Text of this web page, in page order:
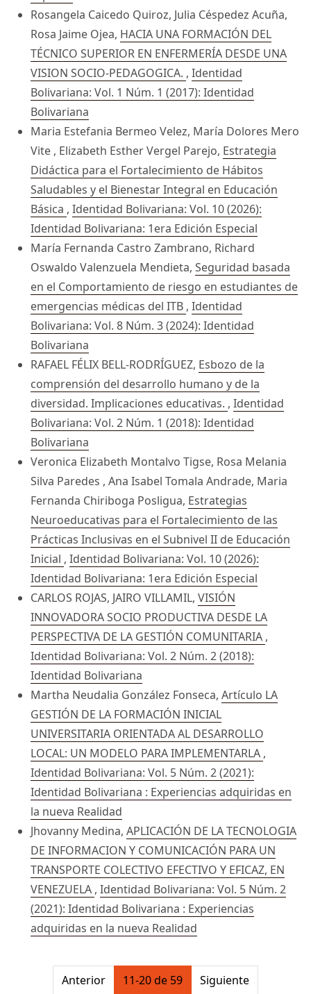
Rosangela Caicedo Quiroz, Julia Céspedez Acuña,
Rosa Jaime Ojea, HACIA UNA FORMACIÓN DEL
TÉCNICO SUPERIOR EN ENFERMERÍA DESDE UNA
VISION SOCIO-PEDAGOGICA. , Identidad
Bolivariana: Vol. 1 Núm. 1 (2017): Identidad
Bolivariana
Maria Estefania Bermeo Velez, María Dolores Mero
Vite , Elizabeth Esther Vergel Parejo, Estrategia
Didáctica para el Fortalecimiento de Hábitos
Saludables y el Bienestar Integral en Educación
Básica , Identidad Bolivariana: Vol. 10 (2026):
Identidad Bolivariana: 1era Edición Especial
María Fernanda Castro Zambrano, Richard
Oswaldo Valenzuela Mendieta, Seguridad basada
en el Comportamiento de riesgo en estudiantes de
emergencias médicas del ITB , Identidad
Bolivariana: Vol. 8 Núm. 3 (2024): Identidad
Bolivariana
RAFAEL FÉLIX BELL-RODRÍGUEZ, Esbozo de la
comprensión del desarrollo humano y de la
diversidad. Implicaciones educativas. , Identidad
Bolivariana: Vol. 2 Núm. 1 (2018): Identidad
Bolivariana
Veronica Elizabeth Montalvo Tigse, Rosa Melania
Silva Paredes , Ana Isabel Tomala Andrade, Maria
Fernanda Chiriboga Posligua, Estrategias
Neuroeducativas para el Fortalecimiento de las
Prácticas Inclusivas en el Subnivel II de Educación
Inicial , Identidad Bolivariana: Vol. 10 (2026):
Identidad Bolivariana: 1era Edición Especial
CARLOS ROJAS, JAIRO VILLAMIL, VISIÓN
INNOVADORA SOCIO PRODUCTIVA DESDE LA
PERSPECTIVA DE LA GESTIÓN COMUNITARIA ,
Identidad Bolivariana: Vol. 2 Núm. 2 (2018):
Identidad Bolivariana
Martha Neudalia González Fonseca, Artículo LA
GESTIÓN DE LA FORMACIÓN INICIAL
UNIVERSITARIA ORIENTADA AL DESARROLLO
LOCAL: UN MODELO PARA IMPLEMENTARLA ,
Identidad Bolivariana: Vol. 5 Núm. 2 (2021):
Identidad Bolivariana : Experiencias adquiridas en
la nueva Realidad
Jhovanny Medina, APLICACIÓN DE LA TECNOLOGIA
DE INFORMACION Y COMUNICACIÓN PARA UN
TRANSPORTE COLECTIVO EFECTIVO Y EFICAZ, EN
VENEZUELA , Identidad Bolivariana: Vol. 5 Núm. 2
(2021): Identidad Bolivariana : Experiencias
adquiridas en la nueva Realidad
##issue.pagination##
Anterior 11-20 de 59 Siguiente